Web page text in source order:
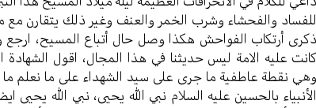
للفساد والفحشاء وشرب الخمر والعنف وغير ذلك يتقارن
ذكرى أرتكاب الفواحش هكذا وصل حال أتباع المسيح، ارجع
كانت عليه الامة ليس حديثنا في هذا المجال، اقول
وهي نقطة عاطفية ما جرى على سيد الشهداء على ما نعلم ما
الأنبياء بالحسين عليه السلام نبي الله يحيى، نبي الله